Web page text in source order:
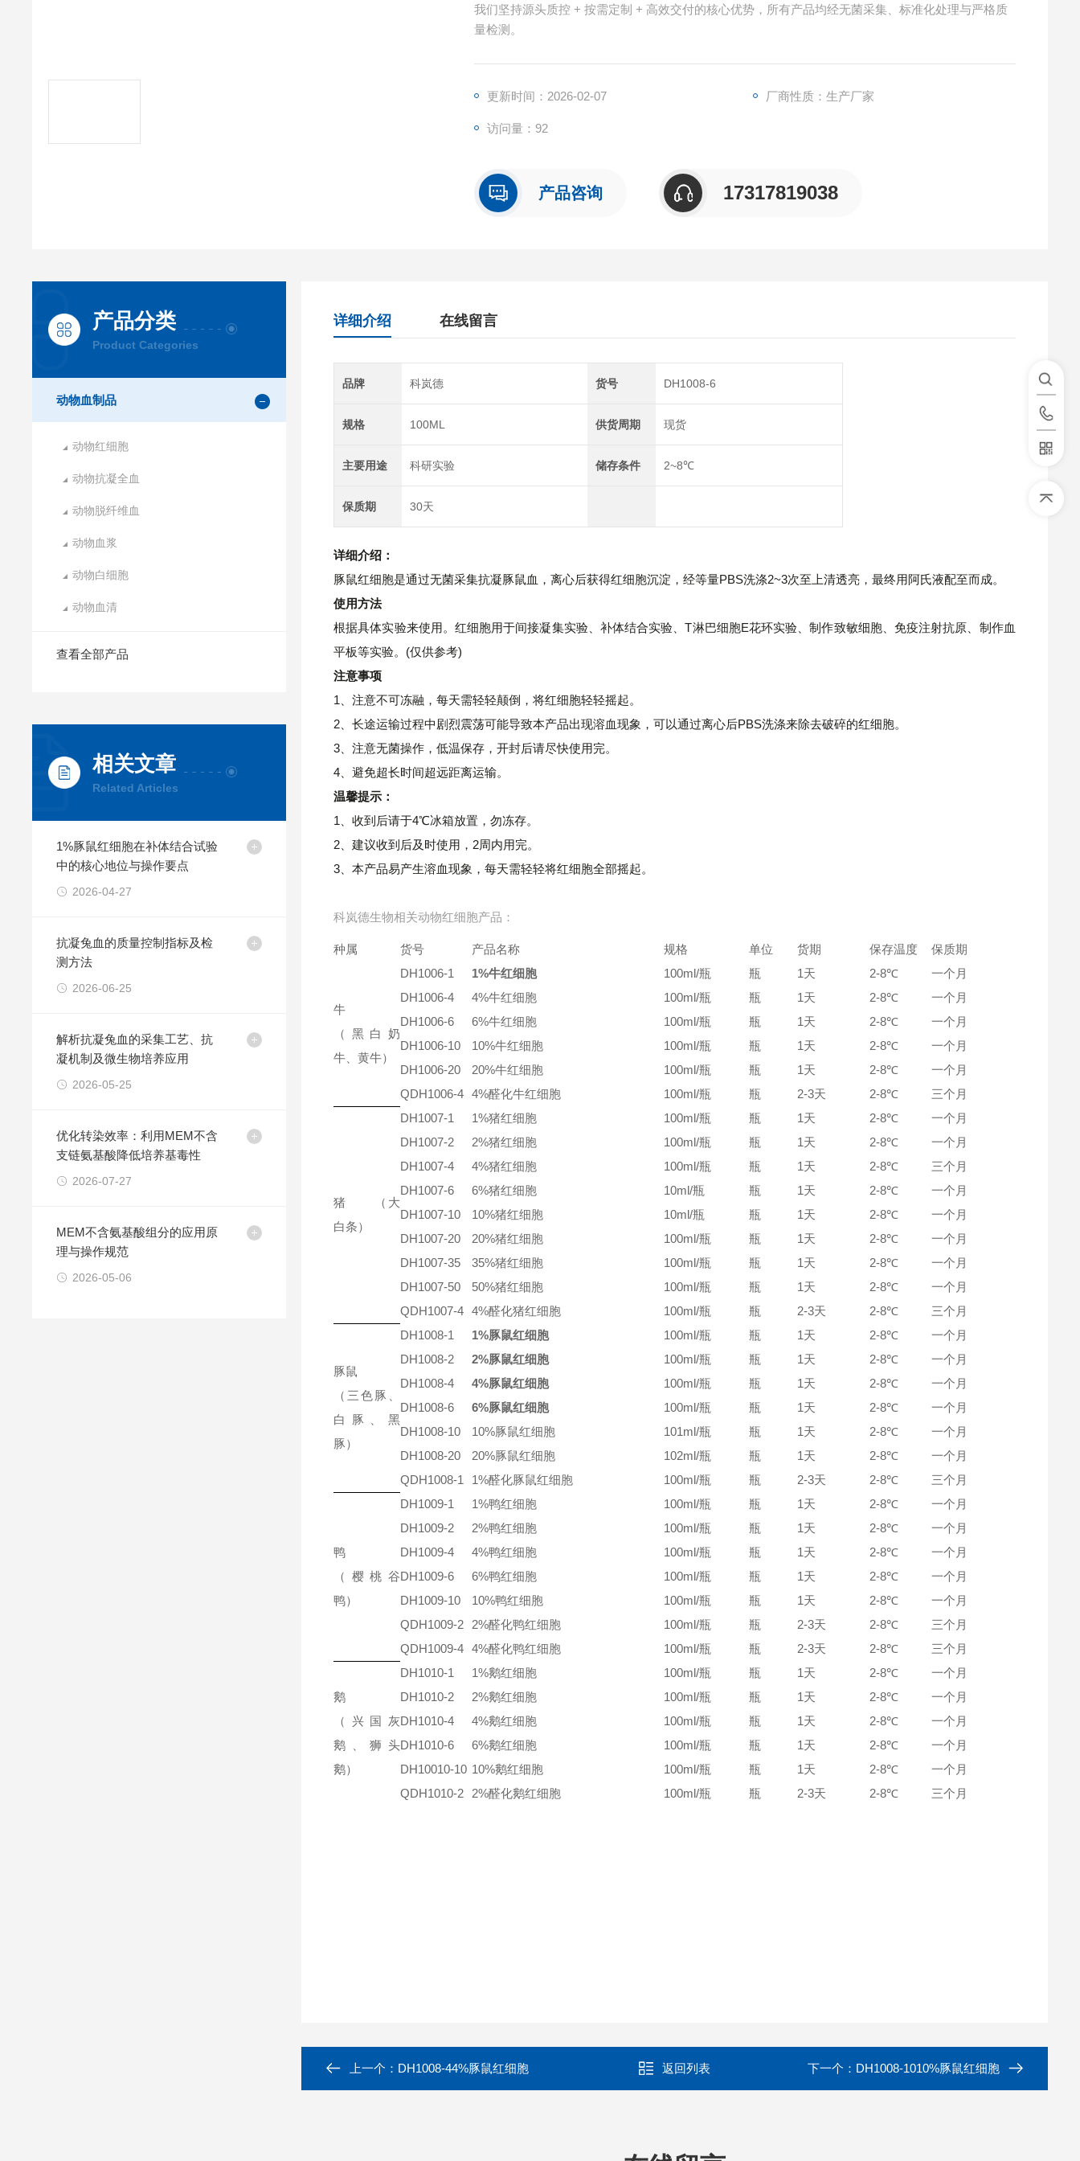
我们坚持源头质控 + 按需定制 + 高效交付的核心优势，所有产品均经无菌采集、标准化处理与严格质
量检测。
更新时间：2026-02-07 厂商性质：生产厂家
访问量：92
产品咨询 17317819038
产品分类
Product Categories
动物血制品
动物红细胞
动物抗凝全血
动物脱纤维血
动物血浆
动物白细胞
动物血清
查看全部产品
相关文章
Related Articles
1%豚鼠红细胞在补体结合试验
中的核心地位与操作要点
2026-04-27
抗凝兔血的质量控制指标及检
测方法
2026-06-25
解析抗凝兔血的采集工艺、抗
凝机制及微生物培养应用
2026-05-25
优化转染效率：利用MEM不含
支链氨基酸降低培养基毒性
2026-07-27
MEM不含氨基酸组分的应用原
理与操作规范
2026-05-06
详细介绍 在线留言
品牌 科岚德 货号 DH1008-6
规格 100ML 供货周期 现货
主要用途 科研实验 储存条件 2~8℃
保质期 30天
详细介绍：
豚鼠红细胞是通过无菌采集抗凝豚鼠血，离心后获得红细胞沉淀，经等量PBS洗涤2~3次至上清透亮，最终用阿氏液配至而成。
使用方法
根据具体实验来使用。红细胞用于间接凝集实验、补体结合实验、T淋巴细胞E花环实验、制作致敏细胞、免疫注射抗原、制作血
平板等实验。(仅供参考)
注意事项
1、注意不可冻融，每天需轻轻颠倒，将红细胞轻轻摇起。
2、长途运输过程中剧烈震荡可能导致本产品出现溶血现象，可以通过离心后PBS洗涤来除去破碎的红细胞。
3、注意无菌操作，低温保存，开封后请尽快使用完。
4、避免超长时间超远距离运输。
温馨提示：
1、收到后请于4℃冰箱放置，勿冻存。
2、建议收到后及时使用，2周内用完。
3、本产品易产生溶血现象，每天需轻轻将红细胞全部摇起。
科岚德生物相关动物红细胞产品：
种属 货号 产品名称 规格 单位 货期 保存温度 保质期
牛
（黑白奶
牛、黄牛）
DH1006-1 1%牛红细胞 100ml/瓶 瓶 1天 2-8℃
一个月
DH1006-4
4%牛红细胞 100ml/瓶 瓶 1天 2-8℃
一个月
DH1006-6
6%牛红细胞 100ml/瓶 瓶 1天 2-8℃
一个月
DH1006-10
10%牛红细胞 100ml/瓶 瓶 1天 2-8℃
一个月
DH1006-20
20%牛红细胞 100ml/瓶 瓶 1天 2-8℃
一个月
QDH1006-4 4%醛化牛红细胞 100ml/瓶 瓶 2-3天 2-8℃ 三个月
猪
（大
白条）
DH1007-1 1%猪红细胞 100ml/瓶 瓶 1天 2-8℃
一个月
DH1007-2
2%猪红细胞 100ml/瓶 瓶 1天 2-8℃
一个月
DH1007-4
4%猪红细胞 100ml/瓶 瓶 1天 2-8℃
三个月
DH1007-6
6%猪红细胞 10ml/瓶 瓶 1天 2-8℃
一个月
DH1007-10
10%猪红细胞 10ml/瓶 瓶 1天 2-8℃
一个月
DH1007-20
20%猪红细胞 100ml/瓶 瓶 1天 2-8℃
一个月
DH1007-35
35%猪红细胞 100ml/瓶 瓶 1天 2-8℃
一个月
DH1007-50
50%猪红细胞 100ml/瓶 瓶 1天 2-8℃
一个月
QDH1007-4 4%醛化猪红细胞 100ml/瓶 瓶 2-3天 2-8℃ 三个月
豚鼠
（三色豚、
白豚、黑
豚）
DH1008-1 1%豚鼠红细胞 100ml/瓶 瓶 1天 2-8℃
一个月
DH1008-2
2%豚鼠红细胞 100ml/瓶 瓶 1天 2-8℃
一个月
DH1008-4
4%豚鼠红细胞 100ml/瓶 瓶 1天 2-8℃
一个月
DH1008-6
6%豚鼠红细胞 100ml/瓶 瓶 1天 2-8℃
一个月
DH1008-10
10%豚鼠红细胞 101ml/瓶 瓶 1天 2-8℃
一个月
DH1008-20
20%豚鼠红细胞 102ml/瓶 瓶 1天 2-8℃
一个月
QDH1008-1
1%醛化豚鼠红细胞 100ml/瓶 瓶 2-3天 2-8℃ 三个月
鸭
（樱桃谷
鸭）
DH1009-1 1%鸭红细胞 100ml/瓶 瓶 1天 2-8℃
一个月
DH1009-2
2%鸭红细胞 100ml/瓶 瓶 1天 2-8℃
一个月
DH1009-4
4%鸭红细胞 100ml/瓶 瓶 1天 2-8℃
一个月
DH1009-6
6%鸭红细胞 100ml/瓶 瓶 1天 2-8℃
一个月
DH1009-10
10%鸭红细胞 100ml/瓶 瓶 1天 2-8℃
一个月
QDH1009-2
2%醛化鸭红细胞 100ml/瓶 瓶 2-3天 2-8℃
三个月
QDH1009-4 4%醛化鸭红细胞 100ml/瓶 瓶 2-3天 2-8℃ 三个月
鹅
（兴国灰
鹅、狮头
鹅）
DH1010-1 1%鹅红细胞 100ml/瓶 瓶 1天 2-8℃
一个月
DH1010-2
2%鹅红细胞 100ml/瓶 瓶 1天 2-8℃
一个月
DH1010-4
4%鹅红细胞 100ml/瓶 瓶 1天 2-8℃
一个月
DH1010-6
6%鹅红细胞 100ml/瓶 瓶 1天 2-8℃
一个月
DH10010-10 10%鹅红细胞 100ml/瓶 瓶 1天 2-8℃
一个月
QDH1010-2
2%醛化鹅红细胞 100ml/瓶 瓶 2-3天 2-8℃ 三个月
上一个： DH1008-44%豚鼠红细胞 返回列表 下一个： DH1008-1010%豚鼠红细胞